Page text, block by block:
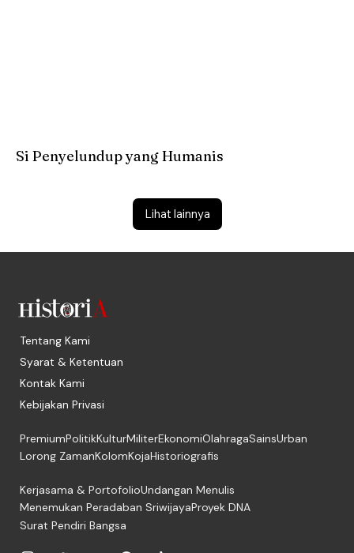
Lihat lainnya
Si Penyelundup yang Humanis
Tentang Kami
Syarat & Ketentuan
Kontak Kami
Kebijakan Privasi
PremiumPolitikKulturMiliterEkonomiOlahragaSainsUrban
Lorong ZamanKolomKojaHistoriografis
Kerjasama & PortofolioUndangan Menulis
Menemukan Peradaban SriwijayaProyek DNA
Surat Pendiri Bangsa